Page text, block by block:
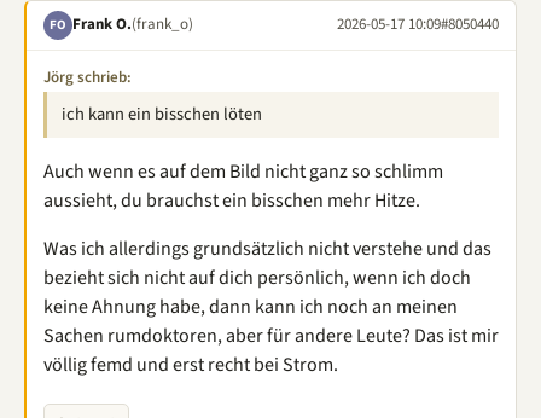
FO Frank O.(frank_o) 2026-05-17 10:09#8050440
Jörg schrieb:
ich kann ein bisschen löten
Auch wenn es auf dem Bild nicht ganz so schlimm
aussieht, du brauchst ein bisschen mehr Hitze.
Was ich allerdings grundsätzlich nicht verstehe und das
bezieht sich nicht auf dich persönlich, wenn ich doch
keine Ahnung habe, dann kann ich noch an meinen
Sachen rumdoktoren, aber für andere Leute? Das ist mir
völlig femd und erst recht bei Strom.